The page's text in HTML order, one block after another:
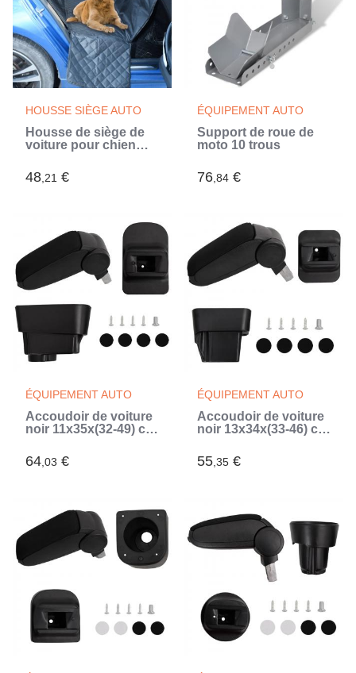
HOUSSE SIÈGE AUTO
Housse de siège de
voiture pour chien
48,21 €
ÉQUIPEMENT AUTO
Support de roue de
moto 10 trous
76,84 €
ÉQUIPEMENT AUTO
Accoudoir de voiture
noir 11x35x(32-49) cm
64,03 €
ÉQUIPEMENT AUTO
Accoudoir de voiture
noir 13x34x(33-46) cm
55,35 €